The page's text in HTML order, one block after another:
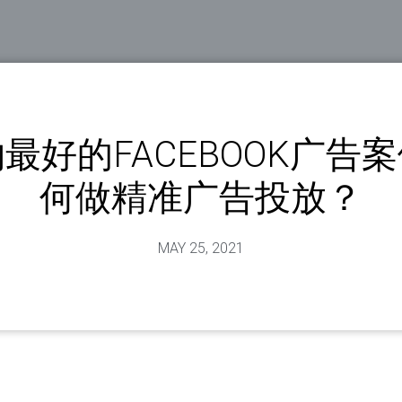
好的FACEBOOK广告
何做精准广告投放？
MAY 25, 2021